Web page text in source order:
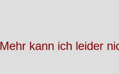
Mehr kann ich leider